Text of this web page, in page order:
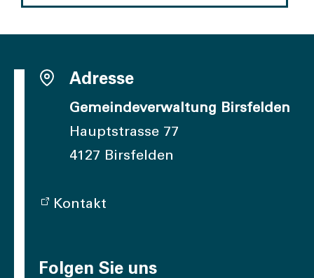
Adresse
Gemeindeverwaltung Birsfelden
Hauptstrasse 77
4127 Birsfelden
Kontakt
Folgen Sie uns